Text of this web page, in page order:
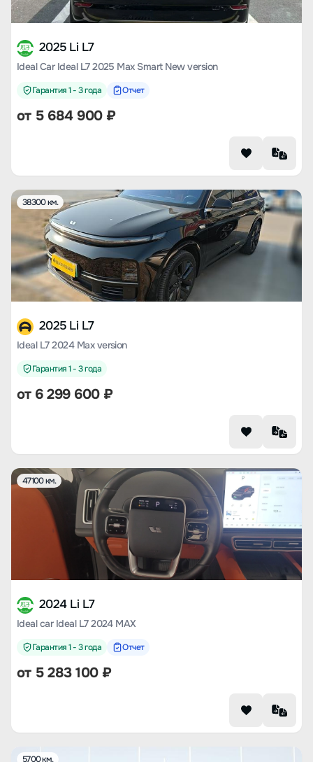
2025 Li L7
Ideal Car Ideal L7 2025 Max Smart New version
Гарантия 1 - 3 года Отчет
от 5 684 900₽
38300 км.
2025 Li L7
Ideal L7 2024 Max version
Гарантия 1 - 3 года
от 6 299 600₽
47100 км.
2024 Li L7
Ideal car Ideal L7 2024 MAX
Гарантия 1 - 3 года Отчет
от 5 283 100₽
5700 км.